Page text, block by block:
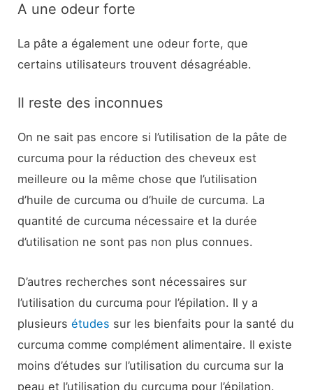
A une odeur forte
La pâte a également une odeur forte, que
certains utilisateurs trouvent désagréable.
Il reste des inconnues
On ne sait pas encore si l’utilisation de la pâte de
curcuma pour la réduction des cheveux est
meilleure ou la même chose que l’utilisation
d’huile de curcuma ou d’huile de curcuma. La
quantité de curcuma nécessaire et la durée
d’utilisation ne sont pas non plus connues.
D’autres recherches sont nécessaires sur
l’utilisation du curcuma pour l’épilation. Il y a
plusieursétudes sur les bienfaits pour la santé du
curcuma comme complément alimentaire. Il existe
moins d’études sur l’utilisation du curcuma sur la
peau et l’utilisation du curcuma pour l’épilation.